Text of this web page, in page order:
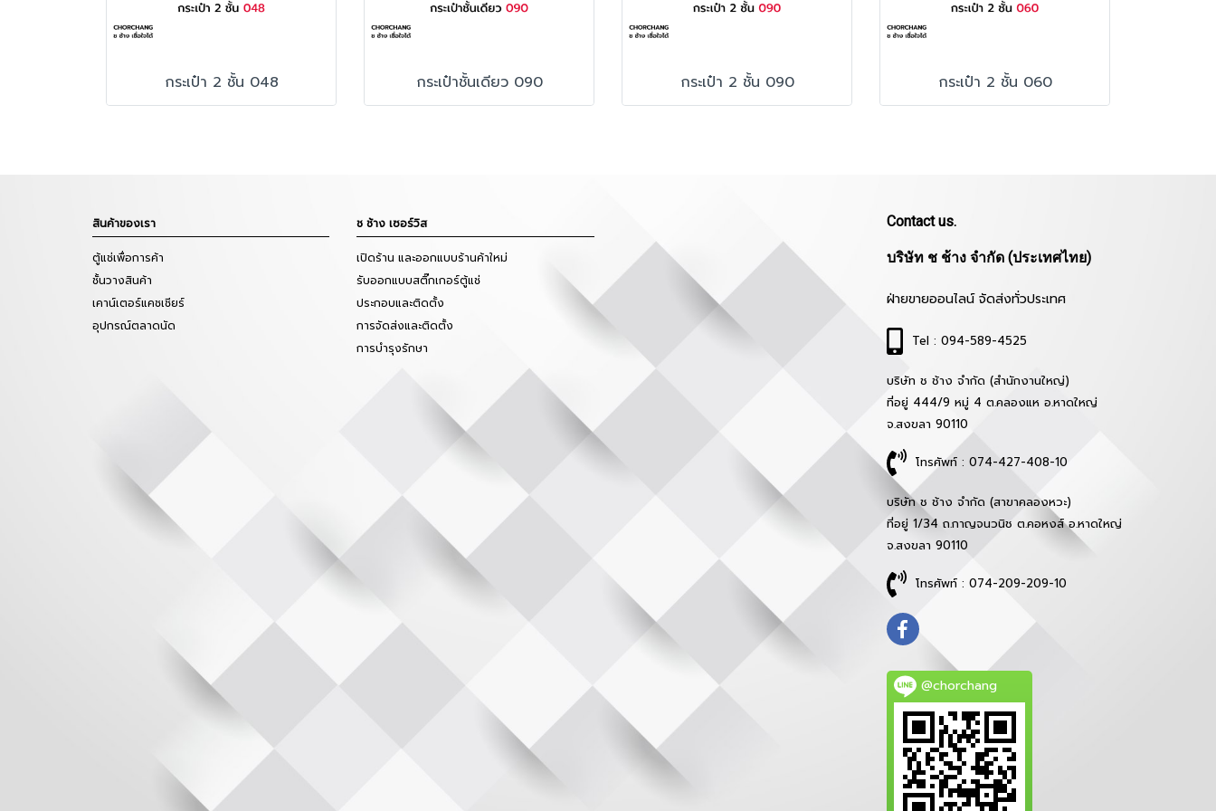
กระเป๋า 2 ชั้น 048 กระเป๋าชั้นเดียว 090 กระเป๋า 2 ชั้น 090 กระเป๋า 2 ชั้น 060
สินค้าของเรา
ตู้แช่เพื่อการค้า
ชั้นวางสินค้า
เคาน์เตอร์แคชเชียร์
อุปกรณ์ตลาดนัด
ช ช้าง เซอร์วิส
เปิดร้าน และออกแบบร้านค้าใหม่
รับออกแบบสติ๊กเกอร์ตู้แช่
ประกอบและติดตั้ง
การจัดส่งและติดตั้ง
การบำรุงรักษา
Contact us.
บริษัท ช ช้าง จำกัด (ประเทศไทย)
ฝ่ายขายออนไลน์ จัดส่งทั่วประเทศ
Tel : 094-589-4525
บริษัท ช ช้าง จำกัด (สำนักงานใหญ่)
ที่อยู่ 444/9 หมู่ 4 ต.คลองแห อ.หาดใหญ่
จ.สงขลา 90110
โทรศัพท์ : 074-427-408-10
บริษัท ช ช้าง จำกัด (สาขาคลองหวะ)
ที่อยู่ 1/34 ถ.กาญจนวนิช ต.คอหงส์ อ.หาดใหญ่
จ.สงขลา 90110
โทรศัพท์ : 074-209-209-10
@chorchang